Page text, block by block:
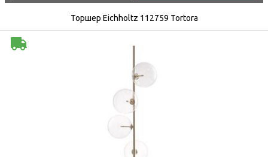
Торшер Eichholtz 112759 Tortora